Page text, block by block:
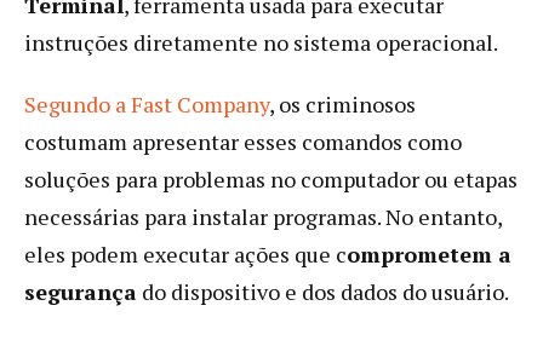
instruções diretamente no sistema operacional.
Segundo a Fast Company, os criminosos
costumam apresentar esses comandos como
soluções para problemas no computador ou etapas
necessárias para instalar programas. No entanto,
eles podem executar ações que comprometem a
segurança do dispositivo e dos dados do usuário.